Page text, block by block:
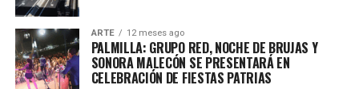
ARTE 12 meses ago
PALMILLA: GRUPO RED, NOCHE DE BRUJAS Y
SONORA MALECÓN SE PRESENTARÁ EN
CELEBRACIÓN DE FIESTAS PATRIAS